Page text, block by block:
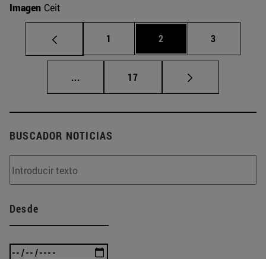
Imagen Ceit
Página
1 Página
2 Página
3
... Páginas intermedias Use TAB para
Página
17
BUSCADOR NOTICIAS
Desde